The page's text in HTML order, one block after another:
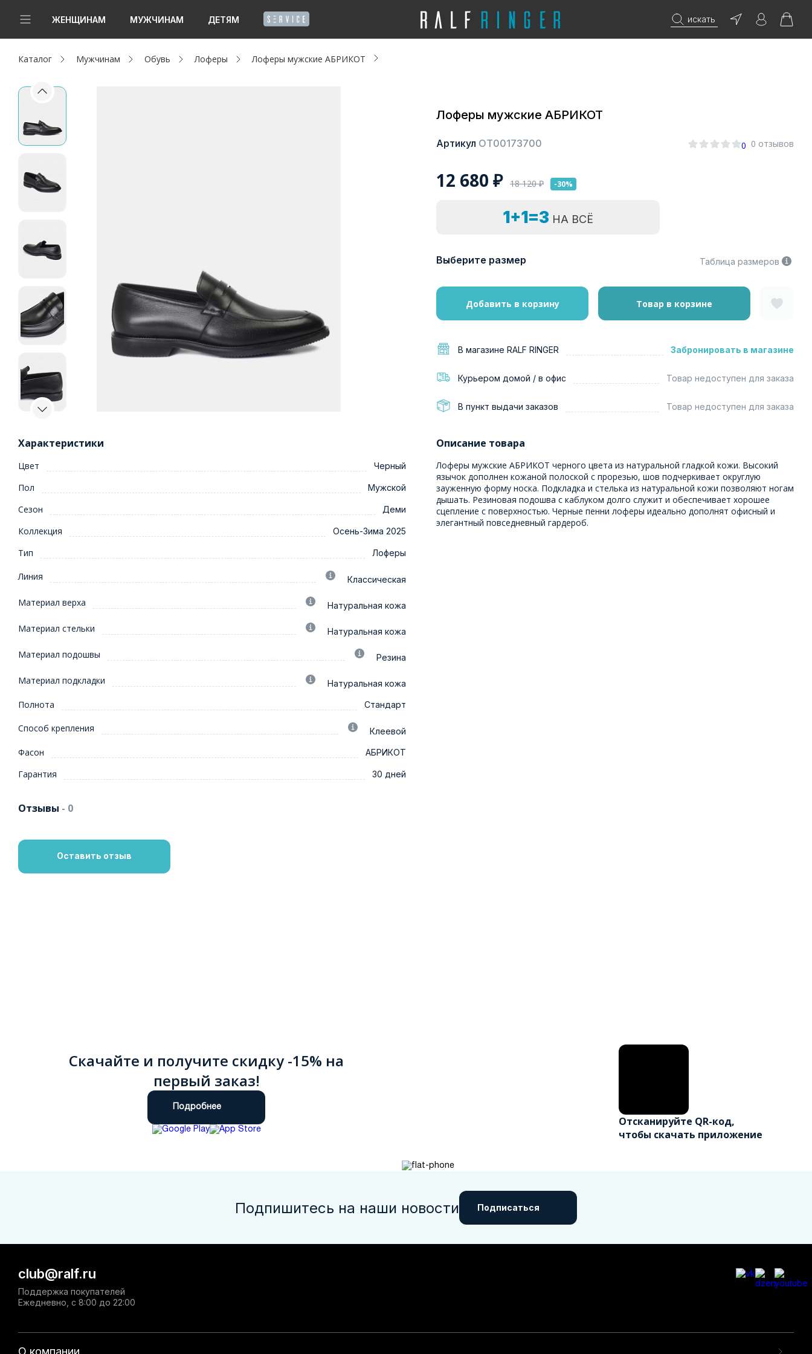
ЖЕНЩИНАМ МУЖЧИНАМ ДЕТЯМ искать
Новинки
Женщинам
Мужчинам
Капсула
Акции / Новости
Каталог Мужчинам Обувь Лоферы Лоферы мужские АБРИКОТ
Лоферы мужские АБРИКОТ
Артикул ОТ00173700 0 0 отзывов
12 680 ₽ 18 120₽ -30%
1+1=3 НА ВСЁ
Выберите размер Таблица размеров
Добавить в корзину Товар в корзине
В магазине RALF RINGER Забронировать в магазине
Курьером домой / в офис Товар недоступен для заказа
В пункт выдачи заказов Товар недоступен для заказа
Характеристики
Цвет Черный
Пол Мужской
Сезон Деми
Коллекция Осень-Зима 2025
Тип Лоферы
Линия Классическая
Материал верха Натуральная кожа
Материал стельки Натуральная кожа
Материал подошвы Резина
Материал подкладки Натуральная кожа
Полнота Стандарт
Способ крепления Клеевой
Фасон АБРИКОТ
Гарантия 30 дней
Описание товара
Лоферы мужские АБРИКОТ черного цвета из натуральной гладкой кожи. Высокий
язычок дополнен кожаной полоской с прорезью, шов подчеркивает округлую
зауженную форму носка. Подкладка и стелька из натуральной кожи позволяют ногам
дышать. Резиновая подошва с каблуком долго служит и обеспечивает хорошее
сцепление с поверхностью. Черные пенни лоферы идеально дополнят офисный и
элегантный повседневный гардероб.
Отзывы - 0
Оставить отзыв
Скачайте и получите скидку -15% на
первый заказ!
Подробнее
Отсканируйте QR-код,
чтобы скачать приложение
Подпишитесь на наши новости Подписаться
О компании
club@ralf.ru
Поддержка покупателей
Ежедневно, с 8:00 до 22:00